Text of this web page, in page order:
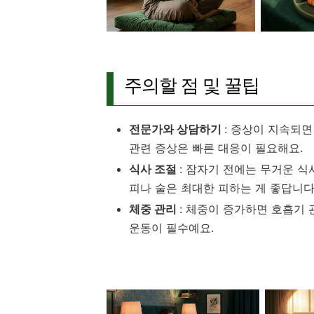
주의할 점 및 꿀팁
전문가와 상담하기 : 증상이 지속되
관련 증상은 빠른 대응이 필요해요.
식사 조절 : 잠자기 전에는 무거운
피나 술은 최대한 피하는 게 좋답니
체중 관리 : 체중이 증가하면 호흡기
운동이 필수예요.